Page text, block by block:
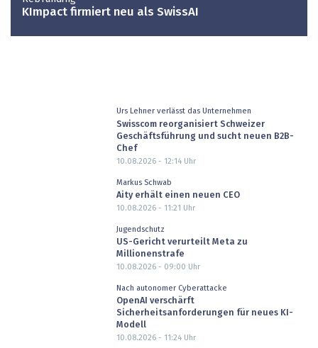
KImpact firmiert neu als SwissAI
Urs Lehner verlässt das Unternehmen
Swisscom reorganisiert Schweizer
Geschäftsführung und sucht neuen B2B-
Chef
10.08.2026 - 12:14Uhr
Markus Schwab
Aity erhält einen neuen CEO
10.08.2026 - 11:21 Uhr
Jugendschutz
US-Gericht verurteilt Meta zu
Millionenstrafe
10.08.2026 - 09:00 Uhr
Nach autonomer Cyberattacke
OpenAI verschärft
Sicherheitsanforderungen für neues KI-
Modell
10.08.2026 - 11:24Uhr